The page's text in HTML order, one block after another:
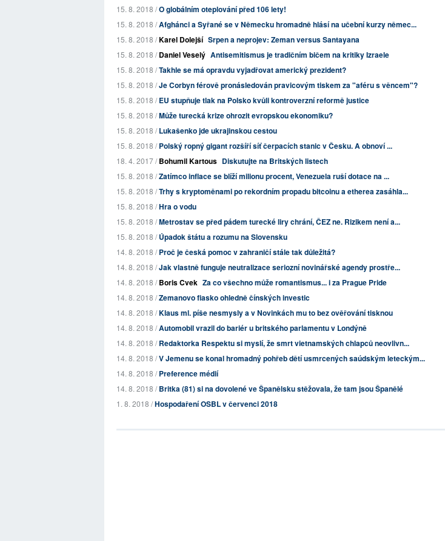
15. 8. 2018 /O globálním oteplování před 106 lety!
15. 8. 2018 /Afghánci a Syřané se v Německu hromadně hlásí na učební kurzy němec...
15. 8. 2018 /Karel Dolejší Srpen a neprojev: Zeman versus Santayana
15. 8. 2018 /Daniel Veselý Antisemitismus je tradičním bičem na kritiky Izraele
15. 8. 2018 /Takhle se má opravdu vyjadřovat americký prezident?
15. 8. 2018 /Je Corbyn férově pronásledován pravicovým tiskem za "aféru s věncem"?
15. 8. 2018 /EU stupňuje tlak na Polsko kvůli kontroverzní reformě justice
15. 8. 2018 /Může turecká krize ohrozit evropskou ekonomiku?
15. 8. 2018 /Lukašenko jde ukrajinskou cestou
15. 8. 2018 /Polský ropný gigant rozšíří síť čerpacích stanic v Česku. A obnoví ...
18. 4. 2017 /Bohumil Kartous Diskutujte na Britských listech
15. 8. 2018 /Zatímco inflace se blíží milionu procent, Venezuela ruší dotace na ...
15. 8. 2018 /Trhy s kryptoměnami po rekordním propadu bitcoinu a etherea zasáhla...
15. 8. 2018 /Hra o vodu
15. 8. 2018 /Metrostav se před pádem turecké liry chrání, ČEZ ne. Rizikem není a...
15. 8. 2018 /Úpadok štátu a rozumu na Slovensku
14. 8. 2018 /Proč je česká pomoc v zahraničí stále tak důležitá?
14. 8. 2018 /Jak vlastně funguje neutralizace seriozní novinářské agendy prostře...
14. 8. 2018 /Boris Cvek Za co všechno může romantismus... i za Prague Pride
14. 8. 2018 /Zemanovo fiasko ohledně čínských investic
14. 8. 2018 /Klaus ml. píše nesmysly a v Novinkách mu to bez ověřování tisknou
14. 8. 2018 /Automobil vrazil do bariér u britského parlamentu v Londýně
14. 8. 2018 /Redaktorka Respektu si myslí, že smrt vietnamských chlapců neovlivn...
14. 8. 2018 /V Jemenu se konal hromadný pohřeb dětí usmrcených saúdským leteckým...
14. 8. 2018 /Preference médií
14. 8. 2018 /Britka (81) si na dovolené ve Španělsku stěžovala, že tam jsou Španělé
1. 8. 2018 /Hospodaření OSBL v červenci 2018